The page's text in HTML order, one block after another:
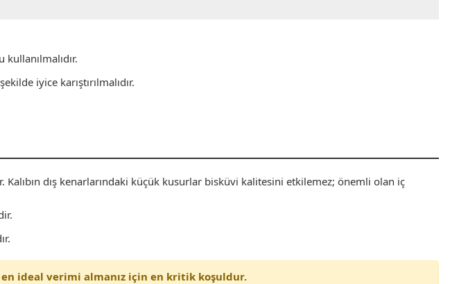
iyice karıştırılmalıdır.
Kalıbın dış kenarlarındaki küçük kusurlar bisküvi kalitesini etkilemez; önemli olan iç
ideal verimi almanız için en kritik koşuldur.